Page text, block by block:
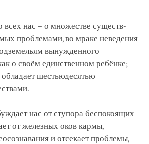
всех нас – о множестве существ-
проблемами, во мраке неведения
вынужденного
о своём единственном ребёнке;
шестьюдесятью
нас от ступора беспокоящих
от железных оков кармы,
и отсекает проблемы,